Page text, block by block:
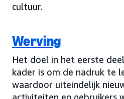
cultuur.
Werving
Het doel in het eerste
kader is om de nadruk te
waardoor uiteindelijk